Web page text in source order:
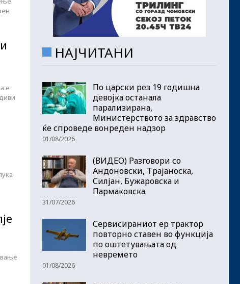
е
НАЈЧИТАНИ
По царски рез 19 годишна
девојка останала
парализирана,
Министерството за здравство
ќе спроведе вонреден надзор
01/08/2026
(ВИДЕО) Разговори со
Андоновски, Трајаноска,
Силјан, Бужаровска и
Пармаковска
31/07/2026
Сервисираниот ер трактор
повторно ставен во функција
по оштетувањата од
невремето
01/08/2026